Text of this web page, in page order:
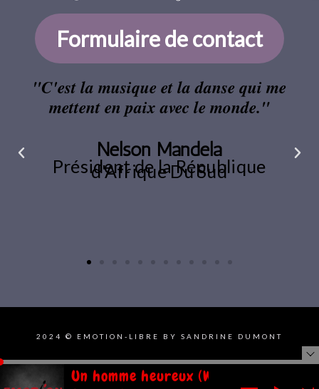
Formulaire de contact
"C'est la musique et la danse qui me
mettent en paix avec le monde."
Nelson Mandela
Président de la République
d'Afrique Du Sud
2024 © EMOTION-LIBRE BY SANDRINE DUMONT
Un homme heureux (William Sheller)